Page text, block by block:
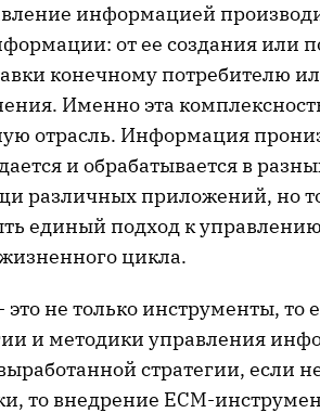
информацией
от ее создания или
конечному потребителю
Именно эта
отрасль. Информация
и обрабатывается в
различных приложений, но
единый подход к
цикла.
это не только инструменты,
и методики управления
стратегии, если
то внедрение ECM-